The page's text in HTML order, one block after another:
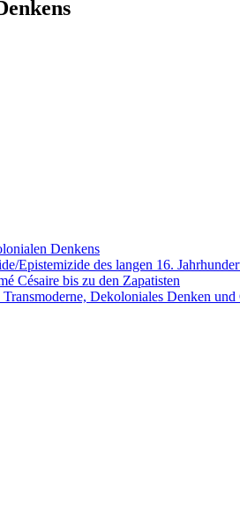
Denkens
Epistemizide des langen 16.
Césaire bis zu den Zapatisten
Dekoloniales Denken